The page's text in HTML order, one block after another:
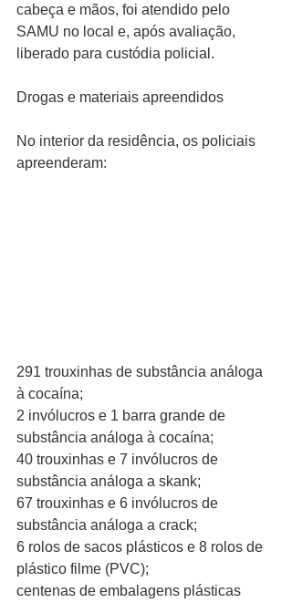
cabeça e mãos, foi atendido pelo
SAMU no local e, após avaliação,
liberado para custódia policial.
Drogas e materiais apreendidos
No interior da residência, os policiais
apreenderam:
291 trouxinhas de substância análoga
à cocaína;
2 invólucros e 1 barra grande de
substância análoga à cocaína;
40 trouxinhas e 7 invólucros de
substância análoga a skank;
67 trouxinhas e 6 invólucros de
substância análoga a crack;
6 rolos de sacos plásticos e 8 rolos de
plástico filme (PVC);
centenas de embalagens plásticas